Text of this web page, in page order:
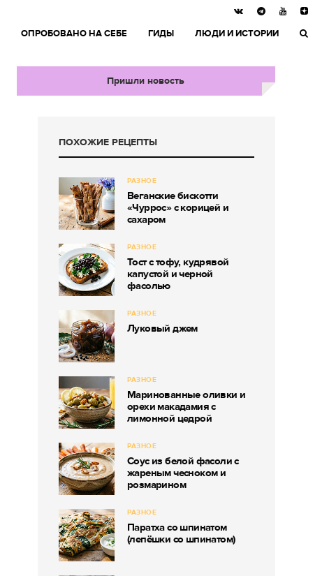
ОПРОБОВАНО НА СЕБЕ ГИДЫ ЛЮДИ И ИСТОРИИ
Пришли новость
ПОХОЖИЕ РЕЦЕПТЫ
РАЗНОЕ
Веганские бискотти
«Чуррос» с корицей и
сахаром
РАЗНОЕ
Тост с тофу, кудрявой
капустой и черной
фасолью
РАЗНОЕ
Луковый джем
РАЗНОЕ
Маринованные оливки и
орехи макадамия с
лимонной цедрой
РАЗНОЕ
Соус из белой фасоли с
жареным чесноком и
розмарином
РАЗНОЕ
Паратха со шпинатом
(лепёшки со шпинатом)